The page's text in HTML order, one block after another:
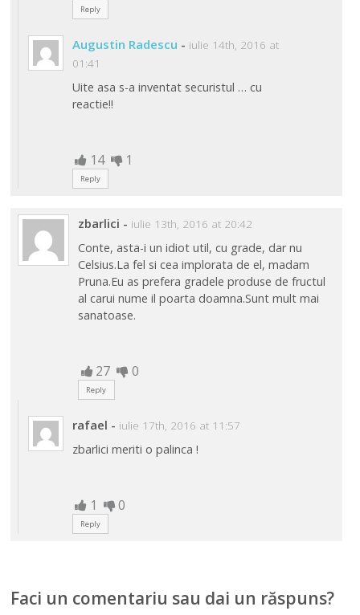
Reply
Augustin Radescu - iulie 14th, 2016 at
01:41
Uite asa s-a inventat securistul … cu
reactie!!
14 1
Reply
zbarlici - iulie 13th, 2016 at 20:42
Conte, asta-i un idiot util, cu grade, dar nu
Celsius.La fel si cea implorata de el, madam
Pruna.Eu as prefera gradele produse de fructul
al carui nume il poarta doamna.Sunt mult mai
sanatoase.
27 0
Reply
rafael - iulie 17th, 2016 at 11:57
zbarlici meriti o palinca !
1 0
Reply
Faci un comentariu sau dai un răspuns?